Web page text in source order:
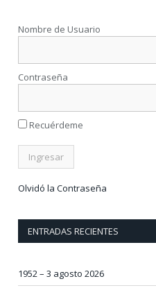
Nombre de Usuario
Contraseña
Recuérdeme
Olvidó la Contraseña
ENTRADAS RECIENTES
1952 – 3 agosto 2026